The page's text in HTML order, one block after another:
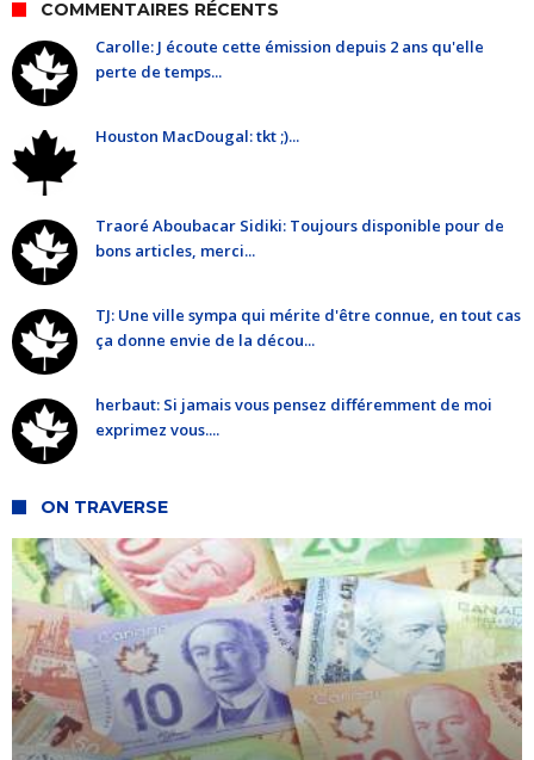
COMMENTAIRES RÉCENTS
Carolle: J écoute cette émission depuis 2 ans qu'elle
perte de temps...
Houston MacDougal: tkt ;)...
Traoré Aboubacar Sidiki: Toujours disponible pour de
bons articles, merci...
TJ: Une ville sympa qui mérite d'être connue, en tout cas
ça donne envie de la décou...
herbaut: Si jamais vous pensez différemment de moi
exprimez vous....
ON TRAVERSE